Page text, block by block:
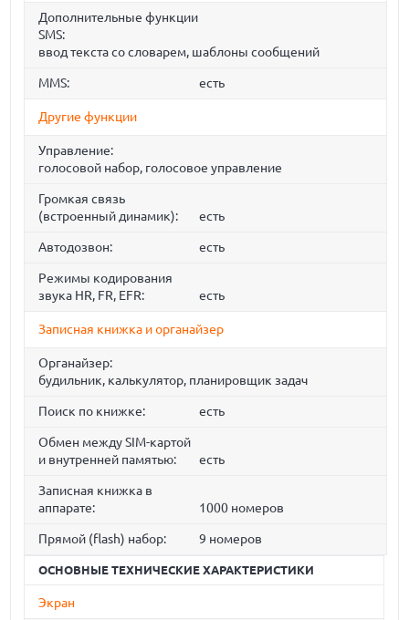
Дополнительные функции
SMS:
ввод текста со словарем, шаблоны сообщений
MMS: есть
Другие функции
Управление:
голосовой набор, голосовое управление
Громкая связь
(встроенный динамик):
есть
Автодозвон: есть
Режимы кодирования
звука HR, FR, EFR:
есть
Записная книжка и органайзер
Органайзер:
будильник, калькулятор, планировщик задач
Поиск по книжке: есть
Обмен между SIM-картой
и внутренней памятью:
есть
Записная книжка в
аппарате:
1000 номеров
Прямой (flash) набор: 9 номеров
ОСНОВНЫЕ ТЕХНИЧЕСКИЕ ХАРАКТЕРИСТИКИ
Экран